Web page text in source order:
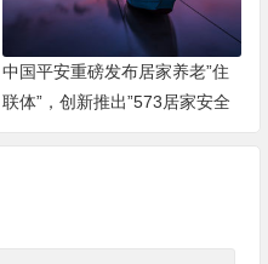
中国平安重磅发布居家养老”住
联体”，创新推出”573居家安全
改造服务”